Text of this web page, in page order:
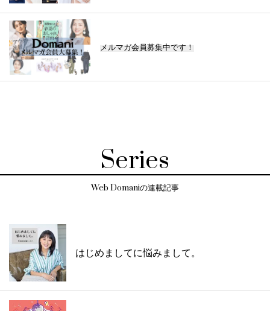
メルマガ会員募集中です！
Series
Web Domaniの連載記事
はじめましてに悩みまして。